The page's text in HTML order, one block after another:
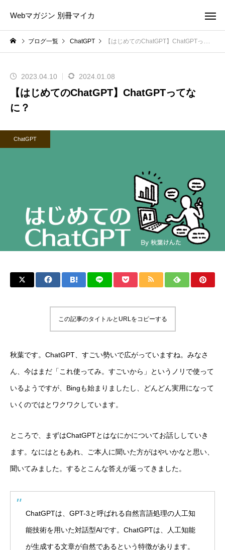
Webマガジン 別冊マイカ
ブログ一覧 ChatGPT 【はじめてのChatGPT】ChatGPTってなに？
2023.04.10 2024.01.08
【はじめてのChatGPT】ChatGPTってな
に？
ChatGPT
この記事のタイトルとURLをコピーする
秋葉です。ChatGPT、すごい勢いで広がっていますね。みなさ
ん、今はまだ「これ使ってみ。すごいから」というノリで使って
いるようですが、Bingも始まりましたし、どんどん実用になって
いくのではとワクワクしています。
ところで、まずはChatGPTとはなにかについてお話ししていき
ます。なにはともあれ、ご本人に聞いた方がはやいかなと思い、
聞いてみました。するとこんな答えが返ってきました。
ChatGPTは、GPT-3と呼ばれる自然言語処理の人工知
能技術を用いた対話型AIです。ChatGPTは、人工知能
が生成する文章が自然であるという特徴があります。